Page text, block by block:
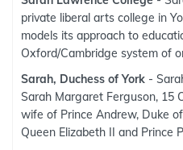
private liberal arts college in
models its approach to
Oxford/Cambridge system of
Sarah, Duchess of York -
Sarah Margaret Ferguson, 15
wife of Prince Andrew, Duke
Queen Elizabeth II and Prince